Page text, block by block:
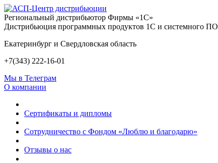
Региональный дистрибьютор Фирмы «1С»
Дистрибьюция программных продуктов 1С и системного ПО
Екатеринбург и Свердловская область
+7(343) 222-16-01
Мы в Телеграм
О компании
Сертификаты и дипломы
Сотрудничество с Фондом «Люблю и благодарю»
Отзывы о нас